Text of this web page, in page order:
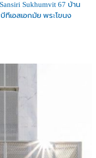
Sukhumvit 67 บ้าน
ทีเอสเอกมัย พระโขนง